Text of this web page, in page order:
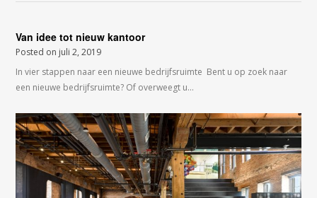
Van idee tot nieuw kantoor
Posted on juli 2, 2019
In vier stappen naar een nieuwe bedrijfsruimte Bent u op zoek naar
een nieuwe bedrijfsruimte? Of overweegt u…